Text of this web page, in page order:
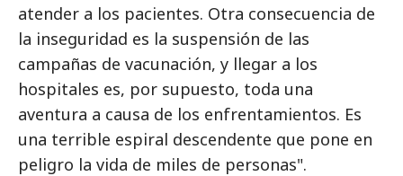
atender a los pacientes. Otra consecuencia de
la inseguridad es la suspensión de las
campañas de vacunación, y llegar a los
hospitales es, por supuesto, toda una
aventura a causa de los enfrentamientos. Es
una terrible espiral descendente que pone en
peligro la vida de miles de personas".